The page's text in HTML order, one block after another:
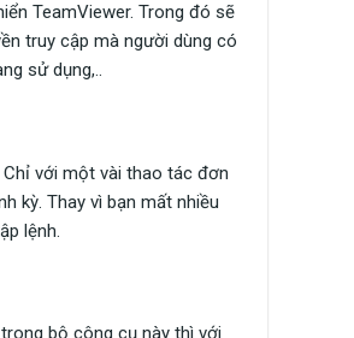
TeamViewer. Trong đó sẽ
truy cập mà người dùng có
sử dụng,..
với một vài thao tác đơn
kỳ. Thay vì bạn mất nhiều
lệnh.
bộ công cụ này thì với